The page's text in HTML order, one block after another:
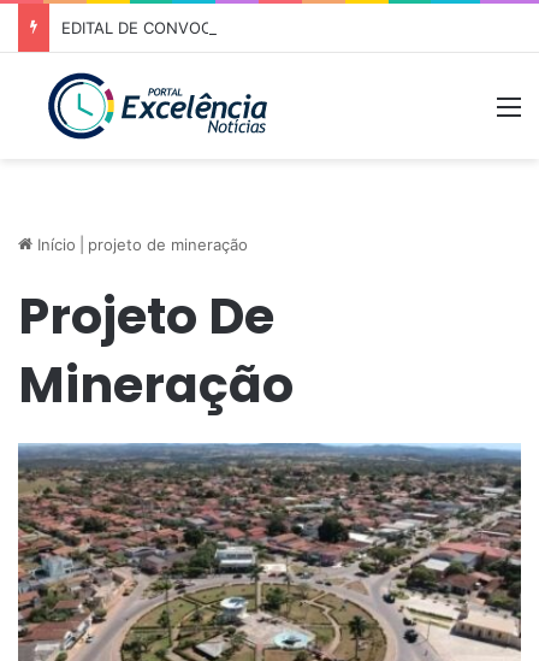
Início projeto de mineração
Projeto De
Mineração